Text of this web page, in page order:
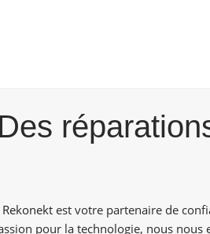
Des
Rekonektest votre partenaire de
pour la technologie, nous nous